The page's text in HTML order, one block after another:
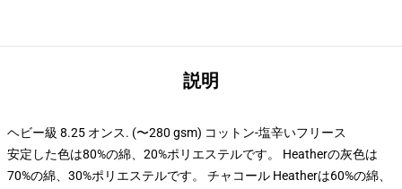
説明
ヘビー級 8.25 オンス. (〜280 gsm) コットン-塩辛いフリース
安定した色は80%の綿、20%ポリエステルです。 Heatherの灰色は
70%の綿、30%ポリエステルです。 チャコール Heatherは60%の綿、